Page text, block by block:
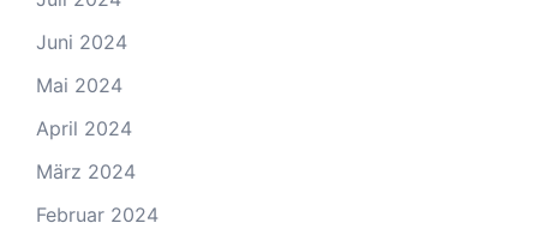
Juni 2024
Mai 2024
April 2024
März 2024
Februar 2024